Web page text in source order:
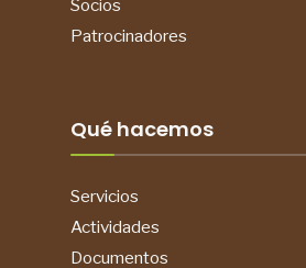
Socios
Patrocinadores
Qué hacemos
Servicios
Actividades
Documentos